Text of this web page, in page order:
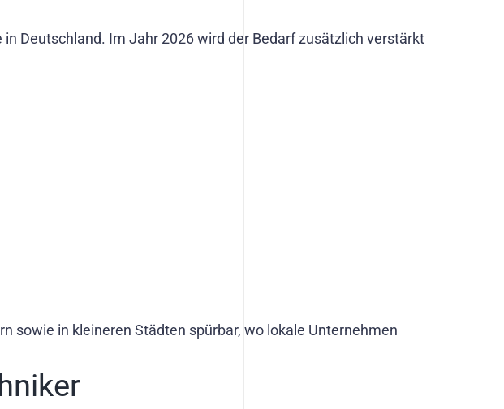
Deutschland. Im Jahr 2026 wird der Bedarf zusätzlich verstärkt
sowie in kleineren Städten spürbar, wo lokale Unternehmen